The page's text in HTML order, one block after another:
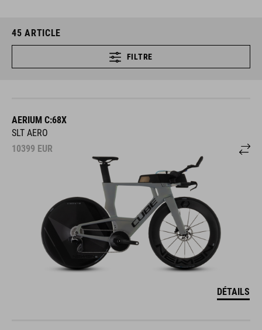
45 ARTICLE
FILTRE
AERIUM C:68X
SLT AERO
10399 EUR
DÉTAILS